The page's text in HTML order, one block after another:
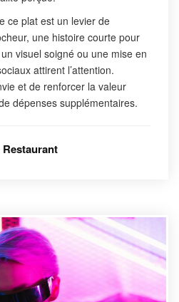
ce plat est un levier de
une histoire courte pour
visuel soigné ou une mise en
attirent l’attention.
et de renforcer la valeur
dépenses supplémentaires.
Restaurant